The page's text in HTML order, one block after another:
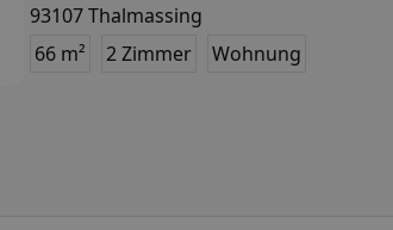
93107 Thalmassing
66 m²
2 Zimmer Wohnung